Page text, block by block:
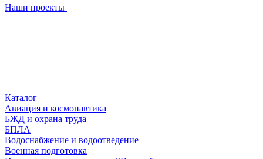
Наши проекты
Каталог
Авиация и космонавтика
БЖД и охрана труда
БПЛА
Водоснабжение и водоотведение
Военная подготовка